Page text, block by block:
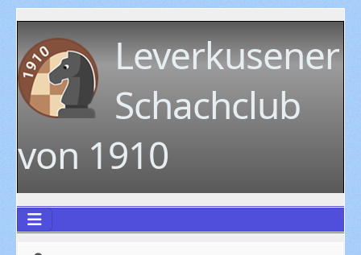
Leverkusener
Schachclub
von 1910